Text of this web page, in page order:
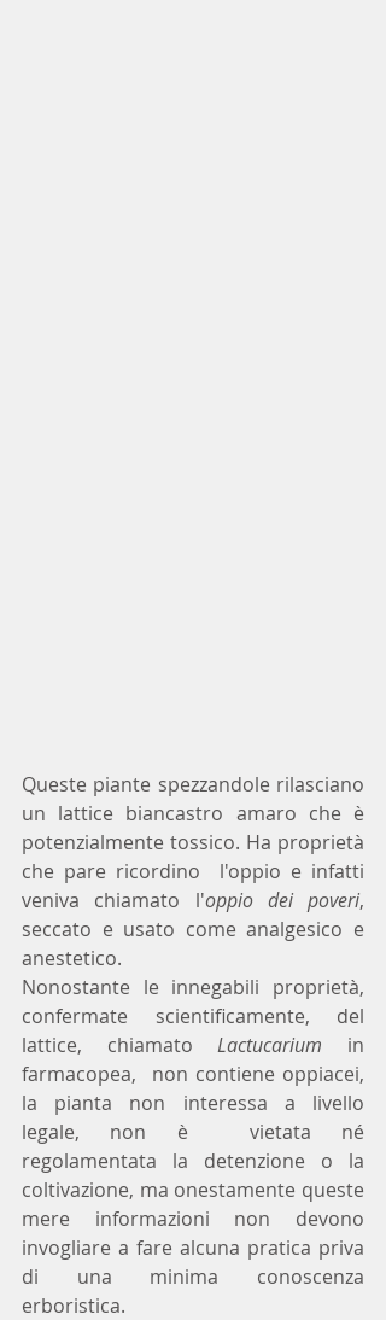
Queste piante spezzandole rilasciano
un lattice biancastro amaro che è
potenzialmente tossico. Ha proprietà
che pare ricordino  l'oppio e infatti
veniva chiamato l'oppio dei poveri,
seccato e usato come analgesico e
anestetico.
Nonostante le innegabili proprietà,
confermate scientificamente, del
lattice, chiamato Lactucarium in
farmacopea,  non contiene oppiacei,
la pianta non interessa a livello
legale, non è  vietata né
regolamentata la detenzione o la
coltivazione, ma onestamente queste
mere informazioni non devono
invogliare a fare alcuna pratica priva
di una minima conoscenza
erboristica.